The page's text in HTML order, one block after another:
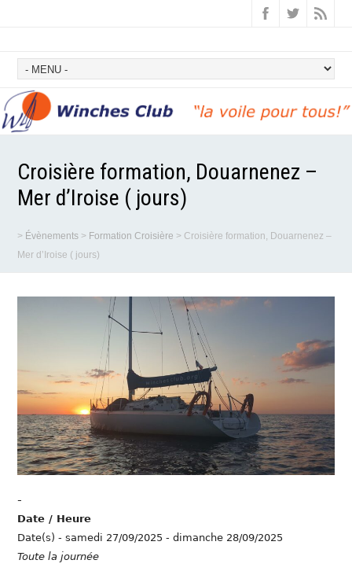
Croisière formation, Douarnenez –
Mer d’Iroise ( jours)
> Évènements > Formation Croisière > Croisière formation, Douarnenez –
Mer d’Iroise ( jours)
-
Date / Heure
Date(s) - samedi 27/09/2025 - dimanche 28/09/2025
Toute la journée